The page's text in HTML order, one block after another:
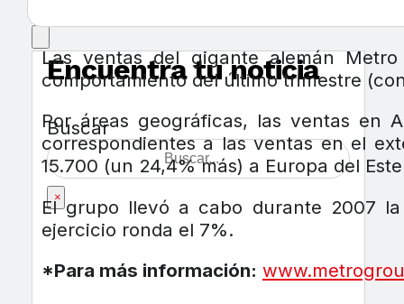
Encuentra tu noticia
Buscar
×
Las ventas del gigante alemán
comportamiento del último trimestre
Por áreas geográficas, las ventas en
correspondientes a las ventas en el
15.700 (un 24,4% más) a Europa del
El grupo llevó a cabo durante 2007
ejercicio ronda el 7%.
*Para más información: